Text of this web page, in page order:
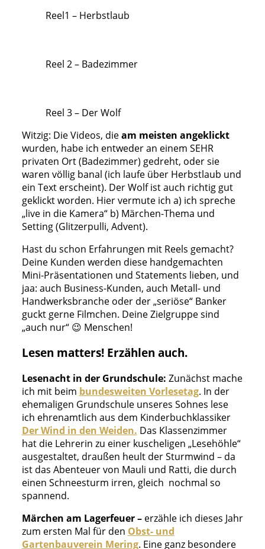
Reel1 – Herbstlaub
Reel 2 – Badezimmer
Reel 3 – Der Wolf
Witzig: Die Videos, dieam meisten angeklickt
wurden, habe ich entweder an einem SEHR
privaten Ort (Badezimmer) gedreht, oder sie
waren völlig banal (ich laufe über Herbstlaub und
ein Text erscheint). Der Wolf ist auch richtig gut
geklickt worden. Hier vermute ich a) ich spreche
„live in die Kamera“ b) Märchen-Thema und
Setting (Glitzerpulli, Advent).
Hast du schon Erfahrungen mit Reels gemacht?
Deine Kunden werden diese handgemachten
Mini-Präsentationen und Statements lieben, und
jaa: auch Business-Kunden, auch Metall- und
Handwerksbranche oder der „seriöse“ Banker
guckt gerne Filmchen. Deine Zielgruppe sind
„auch nur“ 😉 Menschen!
Lesen matters! Erzählen auch.
Lesenacht in der Grundschule: Zunächst mache
ich mit beim bundesweiten Vorlesetag. In der
ehemaligen Grundschule unseres Sohnes lese
ich ehrenamtlich aus dem Kinderbuchklassiker
Der Wind in den Weiden. Das Klassenzimmer
hat die Lehrerin zu einer kuscheligen „Lesehöhle“
ausgestaltet, draußen heult der Sturmwind – da
ist das Abenteuer von Mauli und Ratti, die durch
einen Schneesturm irren, gleich nochmal so
spannend.
Märchen am Lagerfeuer – erzähle ich dieses Jahr
zum ersten Mal für den Obst- und
Gartenbauverein Mering. Eine ganz besondere